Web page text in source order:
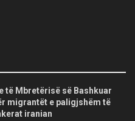
të Mbretërisë së Bashkuar
migrantët e paligjshëm të
iranian